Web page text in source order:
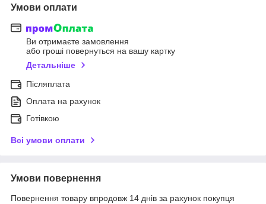
Умови оплати
Ви отримаєте замовлення
або гроші повернуться на вашу картку
Детальніше
Післяплата
Оплата на рахунок
Готівкою
Всі умови оплати
Умови повернення
Повернення товару впродовж 14 днів за рахунок покупця